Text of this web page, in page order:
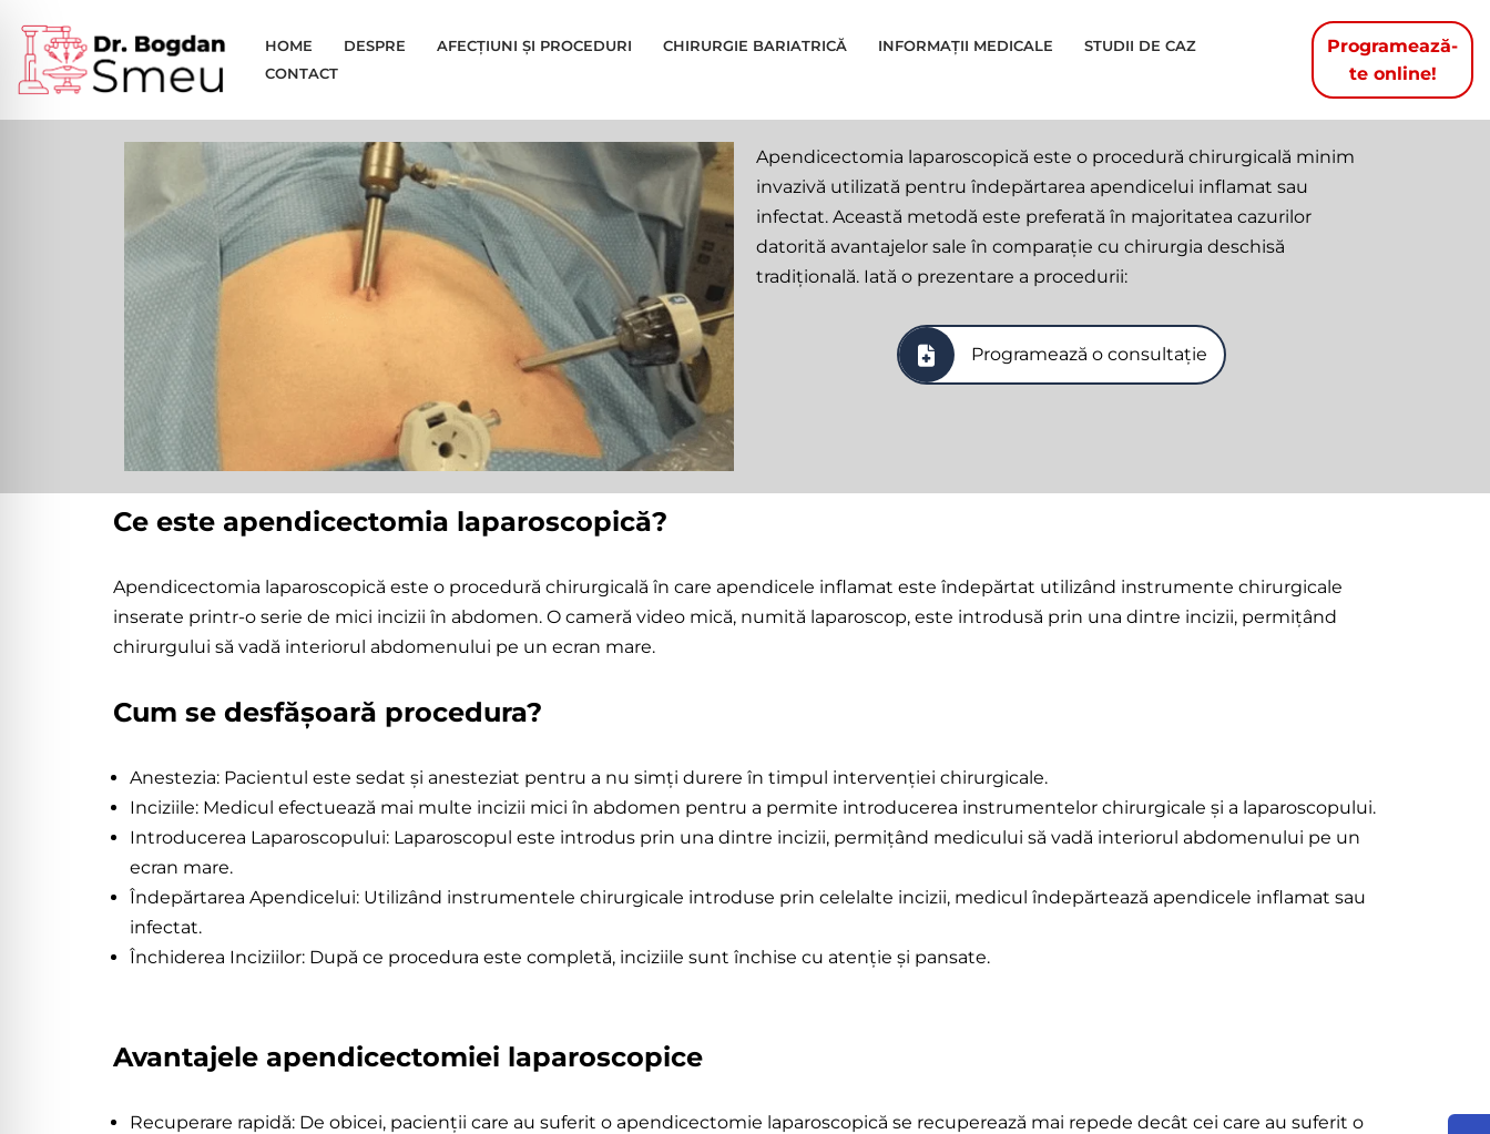
Sari
la
conținut
HOME DESPRE AFECȚIUNI ȘI PROCEDURI CHIRURGIE BARIATRICĂ INFORMAȚII MEDICALE
STUDII DE CAZ
CONTACT
Programează-
te online!
Apendicectomie
Laparoscopică
Apendicectomia laparoscopică este o procedură chirurgicală minim
invazivă utilizată pentru îndepărtarea apendicelui inflamat sau
infectat. Această metodă este preferată în majoritatea cazurilor
datorită avantajelor sale în comparație cu chirurgia deschisă
tradițională. Iată o prezentare a procedurii:
Programează o consultație
Ce este apendicectomia laparoscopică?
Apendicectomia laparoscopică este o procedură chirurgicală în care apendicele inflamat este îndepărtat utilizând instrumente chirurgicale
inserate printr-o serie de mici incizii în abdomen. O cameră video mică, numită laparoscop, este introdusă prin una dintre incizii, permițând
chirurgului să vadă interiorul abdomenului pe un ecran mare.
Cum se desfășoară procedura?
Anestezia: Pacientul este sedat și anesteziat pentru a nu simți durere în timpul intervenției chirurgicale.
Inciziile: Medicul efectuează mai multe incizii mici în abdomen pentru a permite introducerea instrumentelor chirurgicale și a laparoscopului.
Introducerea Laparoscopului: Laparoscopul este introdus prin una dintre incizii, permițând medicului să vadă interiorul abdomenului pe un
ecran mare.
Îndepărtarea Apendicelui: Utilizând instrumentele chirurgicale introduse prin celelalte incizii, medicul îndepărtează apendicele inflamat sau
infectat.
Închiderea Inciziilor: După ce procedura este completă, inciziile sunt închise cu atenție și pansate.
Avantajele apendicectomiei laparoscopice
Recuperare rapidă: De obicei, pacienții care au suferit o apendicectomie laparoscopică se recuperează mai repede decât cei care au suferit o